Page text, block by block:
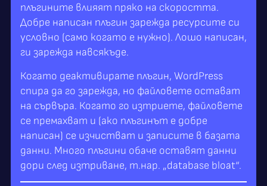
плъгините влияят пряко на скоростта.
Добре написан плъгин зарежда ресурсите си
условно (само когато е нужно). Лошо написан,
ги зарежда навсякъде.
Когато деактивирате плъгин, WordPress
спира да го зарежда, но файловете остават
на сървъра. Когато го изтриете, файловете
се премахват и (ако плъгинът е добре
написан) се изчистват и записите в базата
данни. Много плъгини обаче оставят данни
дори след изтриване, т.нар. „database bloat“.